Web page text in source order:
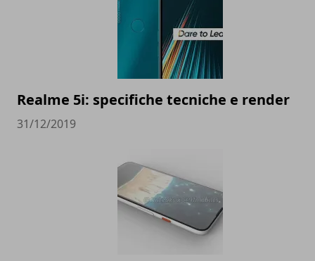
Realme 5i: specifiche tecniche e render
31/12/2019